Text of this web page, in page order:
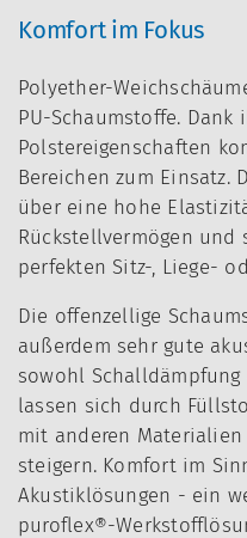
Komfort im Fokus
Polyether-
PU-Schaumstoffe. Dank
Polstereigenschaften
Bereichen zum Einsatz.
über eine hohe
Rückstellvermögen und
perfekten Sitz-, Liege-
Die offenzellige
außerdem sehr gute
sowohl
lassen sich durch
mit anderen
steigern. Komfort im
Akustiklösungen - ein
puroflex®-